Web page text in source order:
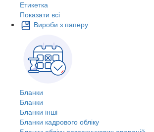
Етикетка
Показати всі
Вироби з паперу
Бланки
Бланки
Бланки інші
Бланки кадрового обліку